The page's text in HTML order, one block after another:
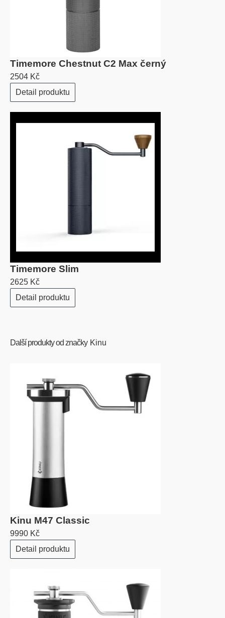
Timemore Chestnut C2 Max černý
2504 Kč
Detail produktu
Timemore Slim
2625 Kč
Detail produktu
Další produkty od značky Kinu
Kinu M47 Classic
9990 Kč
Detail produktu